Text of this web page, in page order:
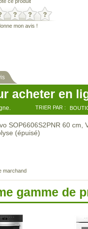
mon avis !
acheter en
TRIER PAR :
SOP6606S2PNR 60 cm,
(épuisé)
marchand
gamme de